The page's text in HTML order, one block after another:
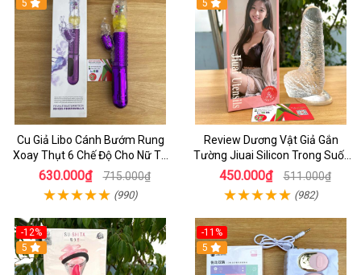
5
Cu Giả Libo Cánh Bướm Rung
Xoay Thụt 6 Chế Độ Cho Nữ Tự
Sướng
630.000₫ 715.000₫
(990)
5
Review Dương Vật Giả Gắn
Tường Jiuai Silicon Trong Suốt
Có Đáng Mua
450.000₫ 511.000₫
(982)
-12%
5
-11%
5